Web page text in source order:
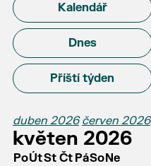
Kalendář
Dnes
Příští týden
duben 2026 červen 2026
květen 2026
PoÚtSt Čt PáSoNe